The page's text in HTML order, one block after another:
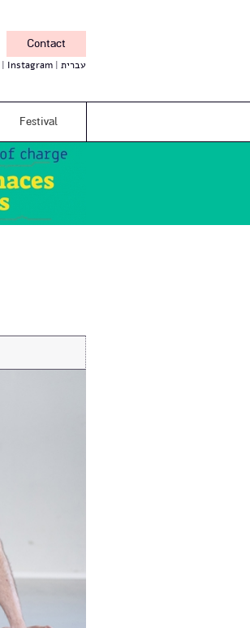
Contact
Instagram עברית
Festival